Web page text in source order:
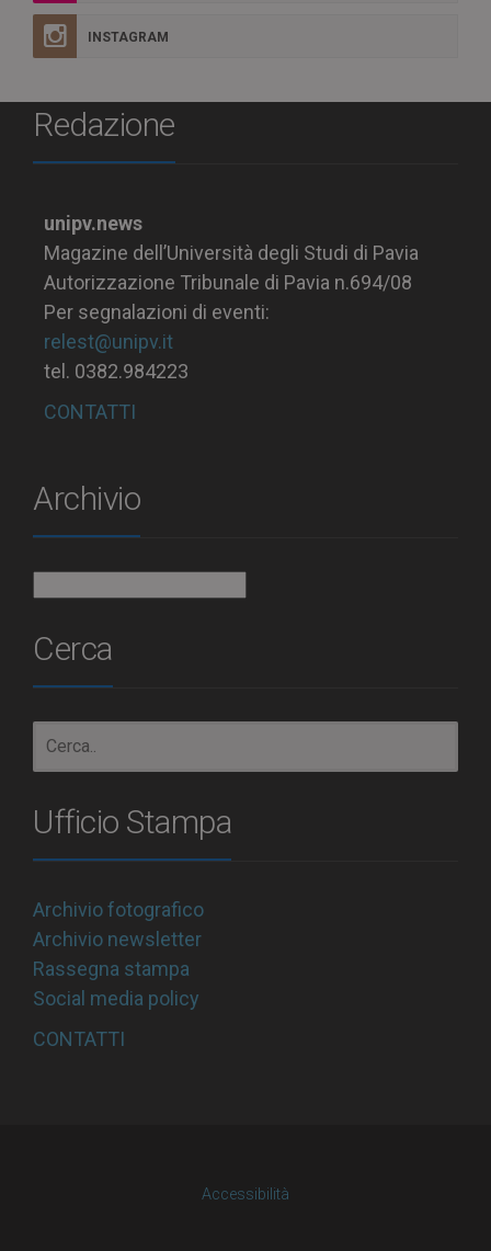
INSTAGRAM
Redazione
unipv.news
Magazine dell’Università degli Studi di Pavia
Autorizzazione Tribunale di Pavia n.694/08
Per segnalazioni di eventi:
relest@unipv.it
tel. 0382.984223
CONTATTI
Archivio
Cerca
Ufficio Stampa
Archivio fotografico
Archivio newsletter
Rassegna stampa
Social media policy
CONTATTI
Accessibilità